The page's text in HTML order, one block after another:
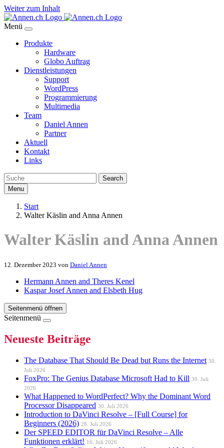
Weiter zum Inhalt
Menü
Produkte
Hardware
Globo Auftrag
Dienstleistungen
Support
WordPress
Programmierung
Multimedia
Team
Daniel Annen
Partner
Aktuell
Kontakt
Links
Search
Menu
Start
Walter Käslin and Anna Annen
Walter Käslin and Anna Annen
12. Dezember 2023 von Daniel Annen
Hermann Annen and Theres Kenel
Kaspar Josef Annen and Elsbeth Hug
Seitenmenü öffnen
Seitenmenü
Neueste Beiträge
The Database That Should Be Dead but Runs the Internet 30.
Juli 2026
FoxPro: The Genius Database Microsoft Had to Kill 30. Juli
2026
What Happened to WordPerfect? Why the Dominant Word
Processor Disappeared 30. Juli 2026
Introduction to DaVinci Resolve – [Full Course] for
Beginners (2026) 28. Juli 2026
Der SPEED EDITOR für DaVinci Resolve – Alle
Funktionen erklärt! 16. Juli 2026